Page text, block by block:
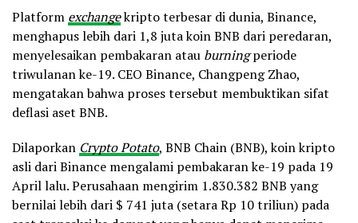
Platform exchangekripto terbesar di dunia, Binance,
menghapus lebih dari 1,8 juta koin BNB dari peredaran,
menyelesaikan pembakaran atau burningperiode
triwulanan ke-19. CEO Binance, Changpeng Zhao,
mengatakan bahwa proses tersebut membuktikan sifat
deflasi aset BNB.
Dilaporkan Crypto Potato, BNB Chain (BNB), koin kripto
asli dari Binance mengalami pembakaran ke-19 pada 19
April lalu. Perusahaan mengirim 1.830.382 BNB yang
bernilai lebih dari $ 741 juta (setara Rp 10 triliun) pada